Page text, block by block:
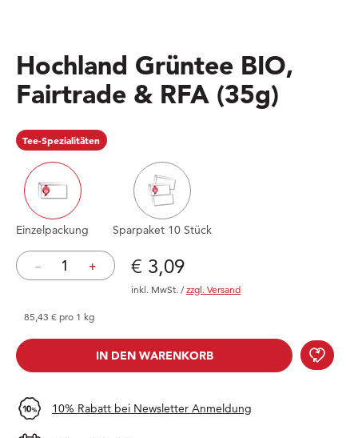
Hochland Grüntee BIO,
Fairtrade & RFA (35g)
Tee-Spezialitäten
Einzelpackung Sparpaket 10 Stück
– + Preis: € 3,09
€ 3,09
inkl. MwSt. /zzgl. Versand
85,43 € pro 1 kg
IN DEN WARENKORB
10% Rabatt bei Newsletter Anmeldung